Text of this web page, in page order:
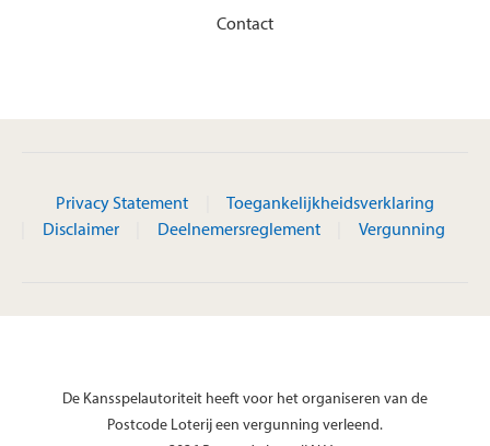
Contact
Privacy Statement
Toegankelijkheidsverklaring
Disclaimer
Deelnemersreglement Vergunning
De Kansspelautoriteit heeft voor het organiseren van de
Postcode Loterij een vergunning verleend.